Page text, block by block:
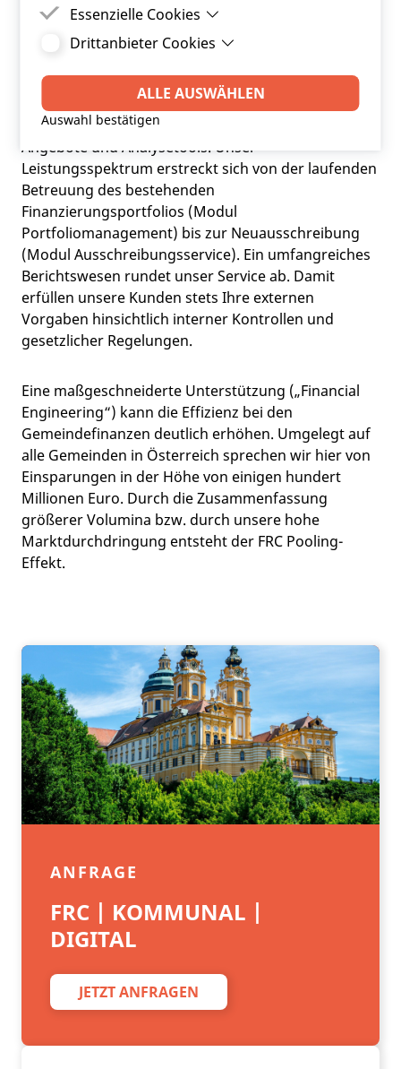
Essenzielle Cookies
Essenzielle Cookies sind Cookies, welche für die
benötigt werden.
Drittanbieter Cookies
Drittanbieter Cookies sind Cookies, die
Drittanbieter-Software setzt, um Funktionen wie
Google Maps zu ermöglichen.
ALLE AUSWÄHLEN
Auswahl bestätigen
FRC ist der wesentliche und nachhaltige
Dienstleister in Österreich zum Thema kommunale
Finanzierungen und verfügt über maßgeschneiderte
Angebote und Analysetools. Unser
Leistungsspektrum erstreckt sich von der laufenden
Betreuung des bestehenden
Finanzierungsportfolios (Modul
Portfoliomanagement) bis zur Neuausschreibung
(Modul Ausschreibungsservice). Ein umfangreiches
Berichtswesen rundet unser Service ab. Damit
erfüllen unsere Kunden stets Ihre externen
Vorgaben hinsichtlich interner Kontrollen und
gesetzlicher Regelungen.
Eine maßgeschneiderte Unterstützung („Financial
Engineering“) kann die Effizienz bei den
Gemeindefinanzen deutlich erhöhen. Umgelegt auf
alle Gemeinden in Österreich sprechen wir hier von
Einsparungen in der Höhe von einigen hundert
Millionen Euro. Durch die Zusammenfassung
größerer Volumina bzw. durch unsere hohe
Marktdurchdringung entsteht der FRC Pooling-
Effekt.
ANFRAGE
FRC | KOMMUNAL |
DIGITAL
JETZT ANFRAGEN